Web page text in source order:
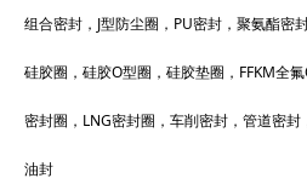
组合密封，J型防尘圈，PU密封，聚氨酯密
硅胶圈，硅胶O型圈，硅胶垫圈，FFKM全
密封圈，LNG密封圈，车削密封，管道密
油封